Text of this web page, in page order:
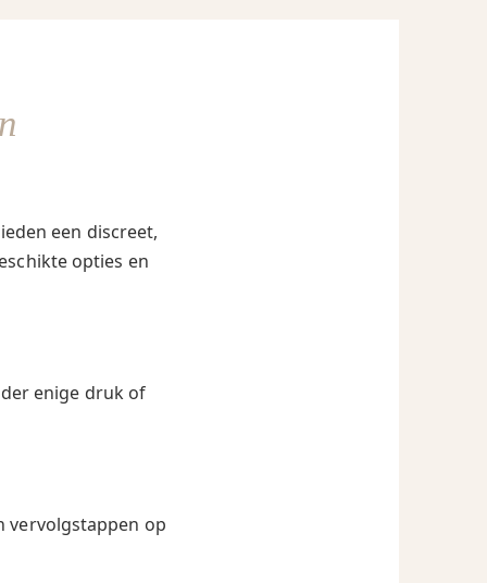
een discreet,
opties en
enige druk of
vervolgstappen op